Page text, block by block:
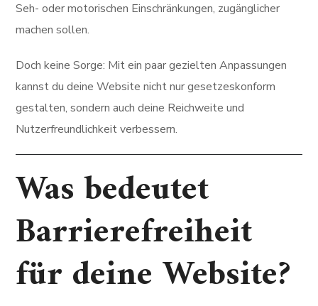
Seh- oder motorischen Einschränkungen, zugänglicher
machen sollen.
Doch keine Sorge: Mit ein paar gezielten Anpassungen
kannst du deine Website nicht nur gesetzeskonform
gestalten, sondern auch deine Reichweite und
Nutzerfreundlichkeit verbessern.
Was bedeutet
Barrierefreiheit
für deine Website?